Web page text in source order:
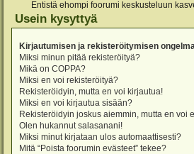
Entistä ehompi foorumi keskusteluun
Usein kysyttyä
Kirjautumisen ja rekisteröitymisen
Miksi minun pitää rekisteröityä?
Mikä on COPPA?
Miksi en voi rekisteröityä?
Rekisteröidyin, mutta en voi kirjautua!
Miksi en voi kirjautua sisään?
Rekisteröidyin joskus aiemmin, mutta en voi
Olen hukannut salasanani!
Miksi minut kirjataan ulos automaattisesti?
Mitä “Poista foorumin evästeet” tekee?